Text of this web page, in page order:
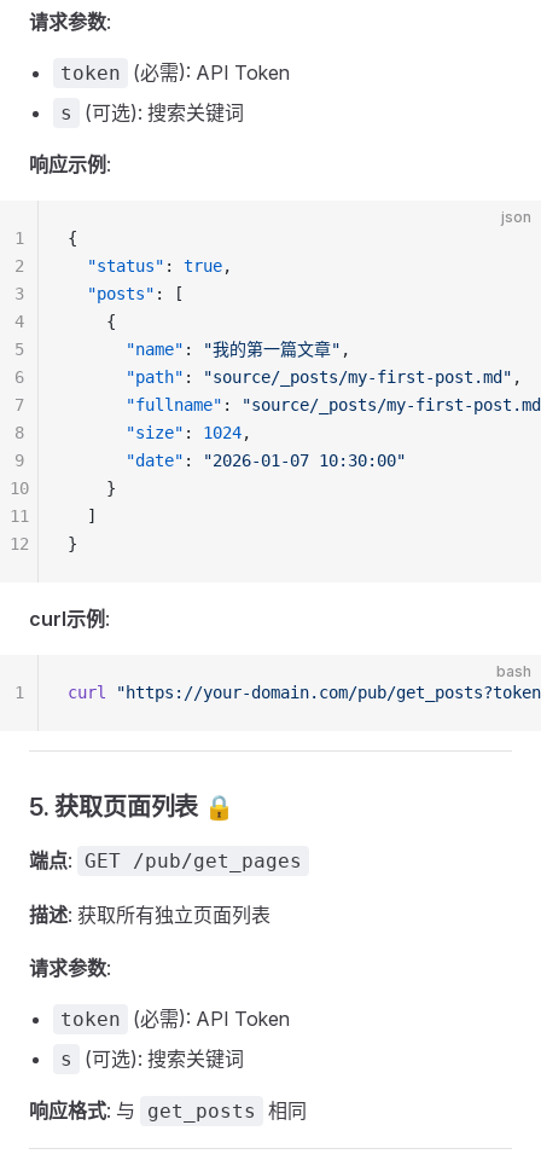
请求参数:
token (必需): API Token
s (可选): 搜索关键词
响应示例 :
json
{
  "status"
: true,
  "posts"
: [
    {
      "name"
: "我的第一篇文章" ,
      "path"
: "source/_posts/my-first-post.md" ,
      "fullname"
:
"source/_posts/my-first-
      "size"
: 1024,
      "date"
:
"2026-01-07 10:30:00"
    }
  ]
}
1
2
3
4
5
6
7
8
9
10
11
12
curl示例 :
bash
curl "https://your-domain.com/pub/
1
5. 获取页面列表 🔒
端点: GET /pub/get_pages
描述: 获取所有独立页面列表
请求参数:
token (必需): API Token
s (可选): 搜索关键词
响应格式: 与 get_posts 相同